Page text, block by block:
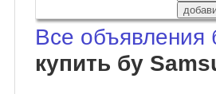
Все объявления
купить бу